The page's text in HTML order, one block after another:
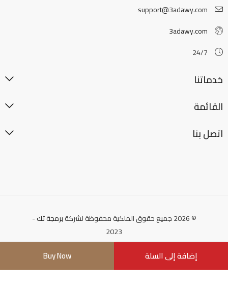
إضافة إلى السلة Buy Now
support@3adawy.com
3adawy.com
24/7
خدماتنا
القائمة
اتصل بنا
© 2026 جميع حقوق الملكية محفوظة لشركة برمجة تك-
2023